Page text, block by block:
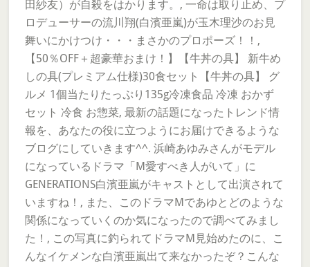
田紗友）が自殺をはかります。, 一命は取り止め、プ
ロデューサーの流川翔(白濱亜嵐)が玉木理沙のお見
舞いにかけつけ・・・まさかのプロポーズ！！,
【50％OFF＋超豪華おまけ！】【牛丼の具】 新牛め
しの具(プレミアム仕様)30食セット【牛丼の具】 グ
ルメ 1個当たりたっぷり135g冷凍食品 冷凍 おかず
セット 冷食 お惣菜, 最新の話題になったトレンド情
報を、あなたの役に立つようにお届けできるような
ブログにしていきます^^. 浜崎あゆみさんがモデル
になっているドラマ「M愛すべき人がいて」に
GENERATIONS白濱亜嵐がキャストとして出演されて
いますね！, また、このドラマMであゆとどのような
関係になっていくのか気になったので調べてみまし
た！, この写真に釣られてドラマM見始めたのに、こ
んなイケメンな白濱亜嵐出て来なかったぞ？こんな